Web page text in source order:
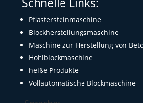
Pflastersteinmaschine
Blockherstellungsmaschine
Maschine zur Herstellung von
Hohlblockmaschine
heiße Produkte
Vollautomatische Blockmaschine